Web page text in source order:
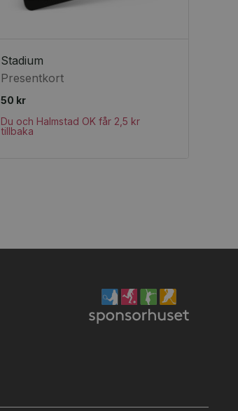
Stadium
Presentkort
50 kr
Du och Halmstad OK får 2,5 kr
tillbaka